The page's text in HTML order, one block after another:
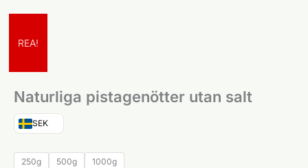
REA!
Naturliga pistagenötter utan salt
SEK
250g 500g 1000g